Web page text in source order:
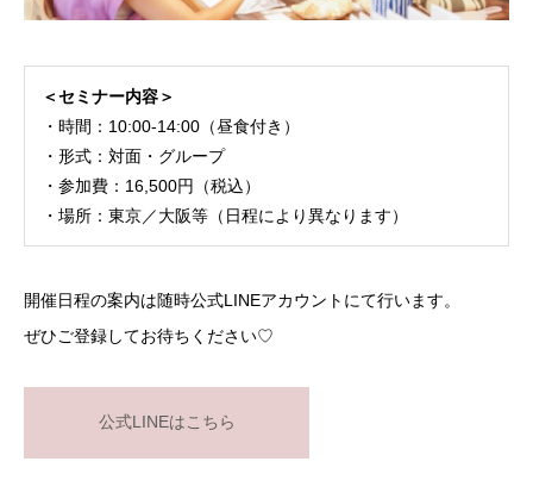
＜セミナー内容＞
・時間：10:00-14:00（昼食付き）
・形式：対面・グループ
・参加費：16,500円（税込）
・場所：東京／大阪等（日程により異なります）
開催日程の案内は随時公式LINEアカウントにて行います。
ぜひご登録してお待ちください♡
公式LINEはこちら